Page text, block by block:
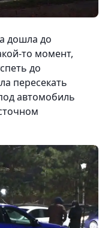
дошла до
то момент,
до
пересекать
автомобиль